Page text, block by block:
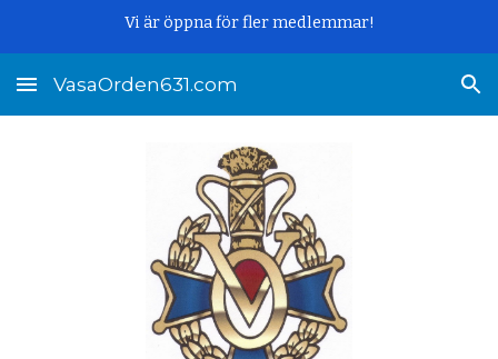
Vi är öppna för fler medlemmar!
VasaOrden631.com